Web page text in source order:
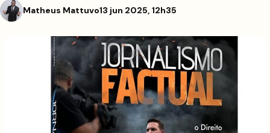
Matheus Mattuvo13 jun 2025, 12h35